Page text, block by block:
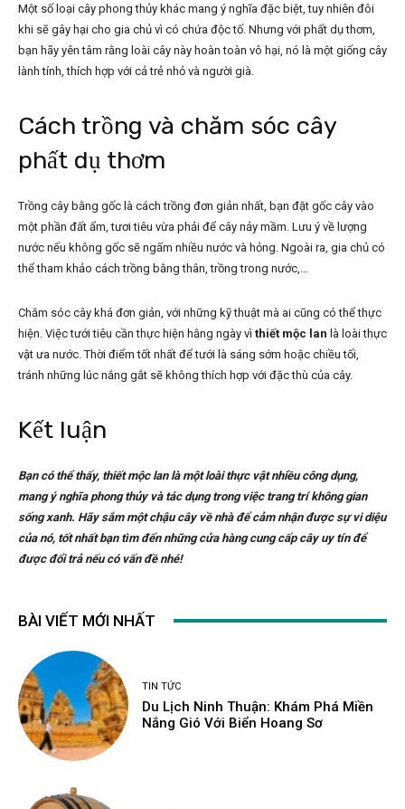
Một số loại cây phong thủy khác mang ý nghĩa đặc biệt, tuy nhiên đôi
khi sẽ gây hại cho gia chủ vì có chứa độc tố. Nhưng với phất dụ thơm,
bạn hãy yên tâm rằng loài cây này hoàn toàn vô hại, nó là một giống cây
lành tính, thích hợp với cả trẻ nhỏ và người già.
Cách trồng và chăm sóc cây
phất dụ thơm
Trồng cây bằng gốc là cách trồng đơn giản nhất, bạn đặt gốc cây vào
một phần đất ẩm, tươi tiêu vừa phải để cây nảy mầm. Lưu ý về lượng
nước nếu không gốc sẽ ngấm nhiều nước và hỏng. Ngoài ra, gia chủ có
thể tham khảo cách trồng bằng thân, trồng trong nước,…
Chăm sóc cây khá đơn giản, với những kỹ thuật mà ai cũng có thể thực
hiện. Việc tưới tiêu cần thực hiện hằng ngày vì thiết mộc lan là loài thực
vật ưa nước. Thời điểm tốt nhất để tưới là sáng sớm hoặc chiều tối,
tránh những lúc nắng gắt sẽ không thích hợp với đặc thù của cây.
Kết luận
Bạn có thể thấy, thiết mộc lan là một loài thực vật nhiều công dụng,
mang ý nghĩa phong thủy và tác dụng trong việc trang trí không gian
sống xanh. Hãy sắm một chậu cây về nhà để cảm nhận được sự vi diệu
của nó, tốt nhất bạn tìm đến những cửa hàng cung cấp cây uy tín để
được đổi trả nếu có vấn đề nhé!
BÀI VIẾT MỚI NHẤT
TIN TỨC
Du Lịch Ninh Thuận: Khám Phá Miền
Nắng Gió Với Biển Hoang Sơ